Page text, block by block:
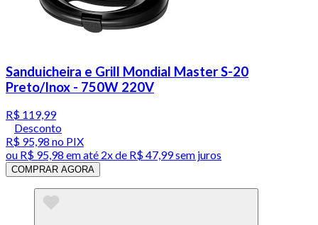
Sanduicheira e Grill Mondial Master S-20
Preto/Inox - 750W 220V
R$ 119,99
Desconto
R$ 95,98 no PIX
ou R$ 95,98 em até 2x de R$ 47,99 sem juros
COMPRAR AGORA